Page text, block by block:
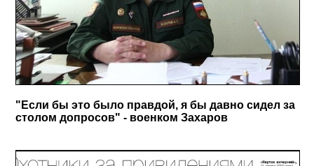
"Если бы это было правдой, я бы давно сидел за
столом допросов" - военком Захаров